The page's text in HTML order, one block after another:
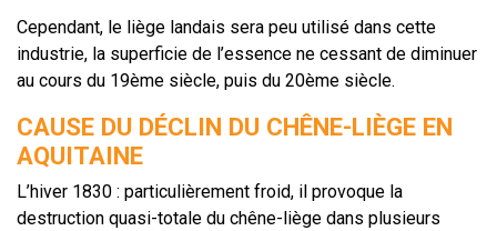
Cependant, le liège landais sera peu utilisé dans cette
industrie, la superficie de l’essence ne cessant de diminuer
au cours du 19ème siècle, puis du 20ème siècle.
CAUSE DU DÉCLIN DU CHÊNE-LIÈGE EN
AQUITAINE
L’hiver 1830 : particulièrement froid, il provoque la
destruction quasi-totale du chêne-liège dans plusieurs